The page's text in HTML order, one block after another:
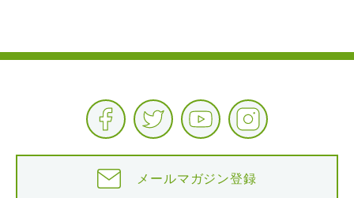
メールマガジン登録